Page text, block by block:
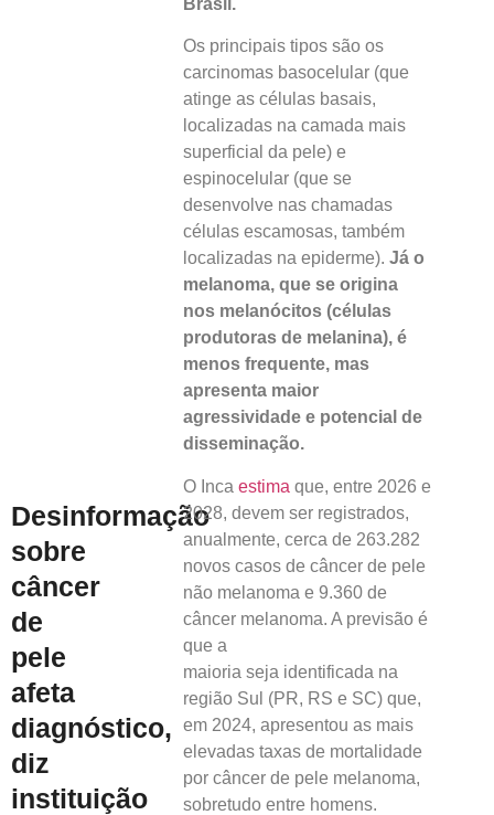
Desinformação
sobre
câncer
de
pele
afeta
diagnóstico,
diz
instituição
Brasil.
Os principais tipos são os
carcinomas basocelular (que
atinge as células basais,
localizadas na camada mais
superficial da pele) e
espinocelular (que se
desenvolve nas chamadas
células escamosas, também
localizadas na epiderme). Já o
melanoma, que se origina
nos melanócitos (células
produtoras de melanina), é
menos frequente, mas
apresenta maior
agressividade e potencial de
disseminação.
O Inca estima que, entre 2026 e
2028, devem ser registrados,
anualmente, cerca de 263.282
novos casos de câncer de pele
não melanoma e 9.360 de
câncer melanoma. A previsão é
que a
maioria seja identificada na
região Sul (PR, RS e SC) que,
em 2024, apresentou as mais
elevadas taxas de mortalidade
por câncer de pele melanoma,
sobretudo entre homens.